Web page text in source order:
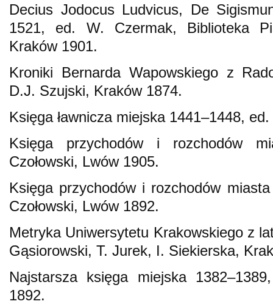
Decius Jodocus Ludvicus, De
1521, ed. W. Czermak, Biblioteka
Kraków 1901.
Kroniki Bernarda Wapowskiego z
D.J. Szujski, Kraków 1874.
Księga ławnicza miejska 1441–1448,
Księga przychodów i rozchodów
Czołowski, Lwów 1905.
Księga przychodów i rozchodów
Czołowski, Lwów 1892.
Metryka Uniwersytetu Krakowskiego z
Gąsiorowski, T. Jurek, I. Siekierska,
Najstarsza księga miejska
1892.